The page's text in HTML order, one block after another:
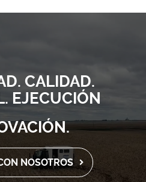
CALIDAD.
EJECUCIÓN
N.
NOSOTROS